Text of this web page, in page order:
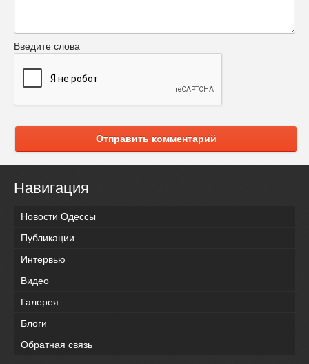
Введите слова
Отправить комментарий
Навигация
Новости Одессы
Публикации
Интервью
Видео
Галерея
Блоги
Обратная связь